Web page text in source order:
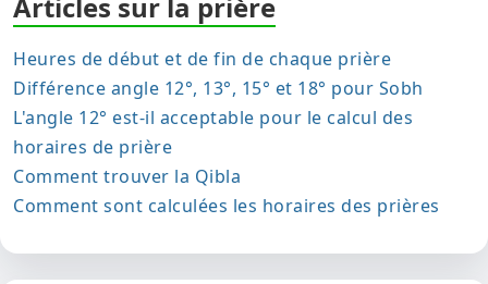
Articles sur la prière
Heures de début et de fin de chaque prière
Différence angle 12°, 13°, 15° et 18° pour Sobh
L'angle 12° est-il acceptable pour le calcul des
horaires de prière
Comment trouver la Qibla
Comment sont calculées les horaires des prières